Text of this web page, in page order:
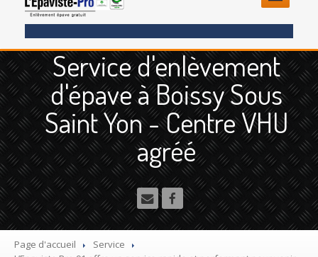
ENLÈVEMENTÉPAVE
Quoi ?
Scooteret Moto
Camion
et Poids Lourd
Utilitaire
Démolisseuragrée VHU gratuit
Mettre à la casse sa voiture
Service d'enlèvement
d'épave à Boissy Sous
Saint Yon - Centre VHU
agréé
Page d'accueil
Service